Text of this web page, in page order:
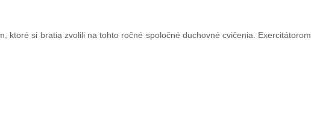
ktoré si bratia zvolili na tohto ročné spoločné duchovné cvičenia. Exercitátorom